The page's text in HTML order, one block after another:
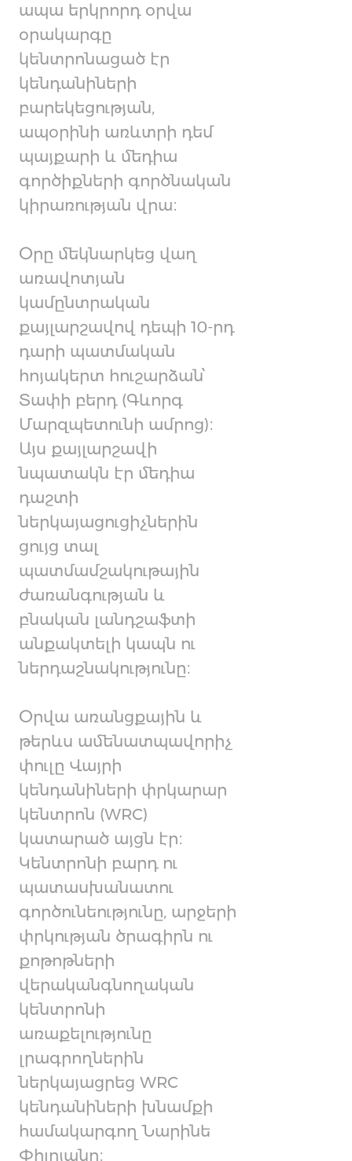
ապա երկրորդ օրվա
օրակարգը
կենտրոնացած էր
կենդանիների
բարեկեցության,
ապօրինի առևտրի դեմ
պայքարի և մեդիա
գործիքների գործնական
կիրառության վրա։
Օրը մեկնարկեց վաղ
առավոտյան
կամընտրական
քայլարշավով դեպի 10-րդ
դարի պատմական
հոյակերտ հուշարձան՝
Տափի բերդ (Գևորգ
Մարզպետունի ամրոց)։
Այս քայլարշավի
նպատակն էր մեդիա
դաշտի
ներկայացուցիչներին
ցույց տալ
պատմամշակութային
ժառանգության և
բնական լանդշաֆտի
անքակտելի կապն ու
ներդաշնակությունը։
Օրվա առանցքային և
թերևս ամենատպավորիչ
փուլը Վայրի
կենդանիների փրկարար
կենտրոն (WRC)
կատարած այցն էր։
Կենտրոնի բարդ ու
պատասխանատու
գործունեությունը, արջերի
փրկության ծրագիրն ու
քոթոթների
վերականգնողական
կենտրոնի
առաքելությունը
լրագրողներին
ներկայացրեց WRC
կենդանիների խնամքի
համակարգող Նարինե
Փիլոյանը։